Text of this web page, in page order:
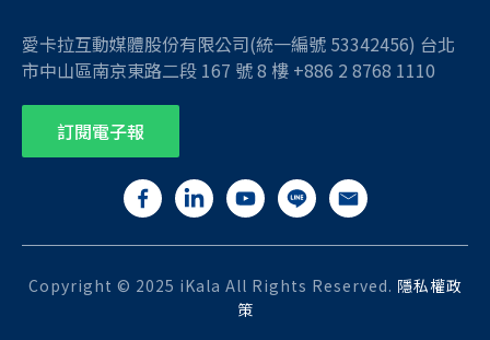
愛卡拉互動媒體股份有限公司(統一編號 53342456) 台北
市中山區南京東路二段 167 號 8 樓 +886 2 8768 1110
訂閱電子報
Copyright © 2025 iKala All Rights Reserved. 隱私權政
策